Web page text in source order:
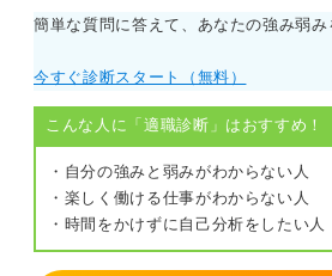
制度の透明性と安定を重視するなら
が向いています。
上場か否かという形式ではなく、自
0
簡単な質問に答えて、あなたの強み弱み
今すぐ診断スタート（無料）
こんな人に「適職診断」はおすすめ！
・自分の強みと弱みがわからない人
・楽しく働ける仕事がわからない人
・時間をかけずに自己分析をしたい人